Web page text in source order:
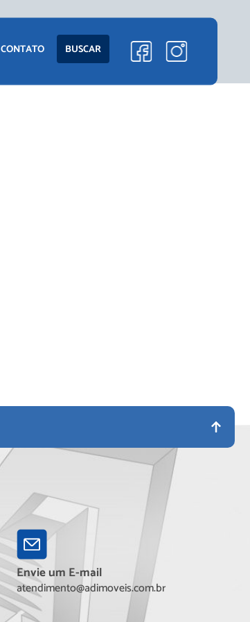
CONTATO BUSCAR
LANÇAMENTOS
EM CONSTRUÇÃO
Envie um E-mail
atendimento@adimoveis.com.br